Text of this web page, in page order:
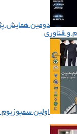
دومین همایش
و فناوری
اولین